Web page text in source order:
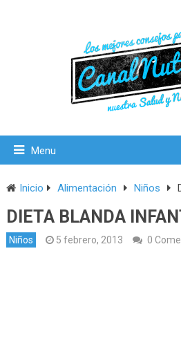
Menu
Inicio Alimentación Niños
DIETA BLANDA
Niños 5 febrero, 2013 0